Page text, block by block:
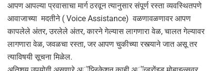
आपण आपल्या प्रवासाचा मार्ग ठरवून त्यानुसार संपूर्ण रस्ता व्यवस्थितपणे
आवाजाच्या मदतीने ( Voice Assistance) वळणावळणावर आपण
कापलेले अंतर, उरलेले अंतर, कारने गेल्यास लागणारा वेळ, चालत गेल्यावर
लागणारा वेळ, जवळचा रस्ता, जर आपण चुकीच्या रस्त्याने जात असू तर
त्याविषयी सूचना मिळेल.